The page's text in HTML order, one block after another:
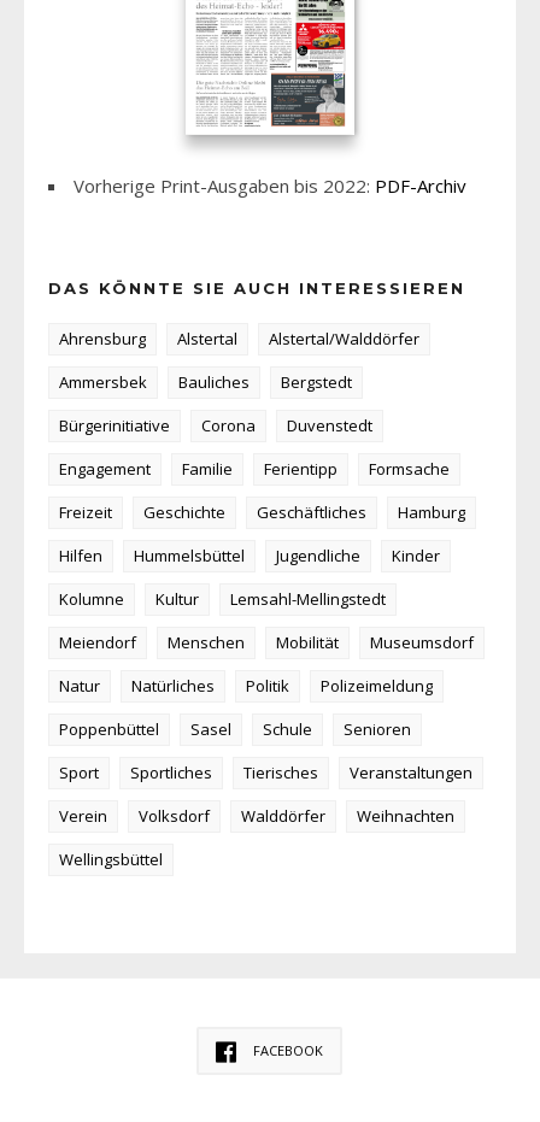
Vorherige Print-Ausgaben bis 2022: PDF-Archiv
DAS KÖNNTE SIE AUCH INTERESSIEREN
Ahrensburg Alstertal
Alstertal/Walddörfer
Ammersbek
Bauliches
Bergstedt
Bürgerinitiative
Corona
Duvenstedt
Engagement
Familie Ferientipp
Formsache
Freizeit
Geschichte Geschäftliches
Hamburg
Hilfen
Hummelsbüttel Jugendliche
Kinder
Kolumne
Kultur
Lemsahl-Mellingstedt
Meiendorf
Menschen Mobilität
Museumsdorf
Natur
Natürliches Politik
Polizeimeldung
Poppenbüttel
Sasel Schule
Senioren
Sport
Sportliches Tierisches
Veranstaltungen
Verein
Volksdorf Walddörfer
Weihnachten
Wellingsbüttel
FACEBOOK